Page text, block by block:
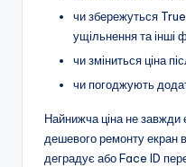
чи збережуться
ущільнення та інші
чи зміниться ціна
чи погоджують
Найнижча ціна не завжди
дешевого ремонту екран
деградує або Face ID